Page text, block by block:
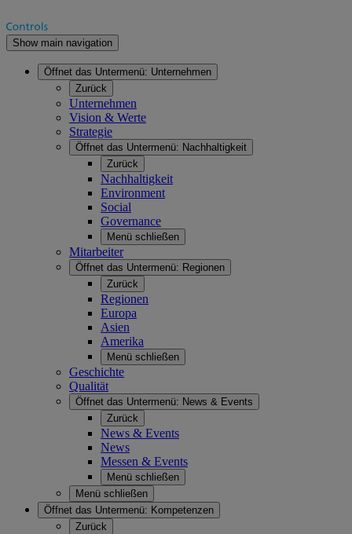
Show main navigation
Öffnet das Untermenü: Unternehmen
Zurück
Unternehmen
Vision & Werte
Strategie
Öffnet das Untermenü: Nachhaltigkeit
Zurück
Nachhaltigkeit
Environment
Social
Governance
Menü schließen
Mitarbeiter
Öffnet das Untermenü: Regionen
Zurück
Regionen
Europa
Asien
Amerika
Menü schließen
Geschichte
Qualität
Öffnet das Untermenü: News & Events
Zurück
News & Events
News
Messen & Events
Menü schließen
Menü schließen
Öffnet das Untermenü: Kompetenzen
Zurück